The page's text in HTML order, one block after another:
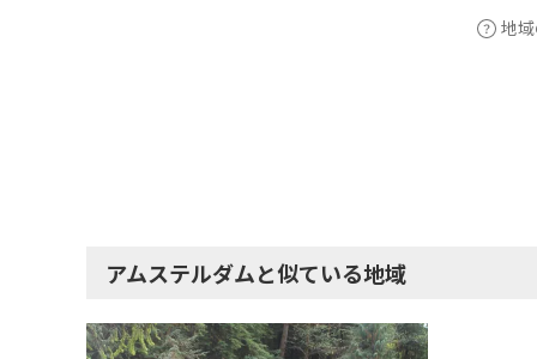
地
アムステルダムと似ている地域